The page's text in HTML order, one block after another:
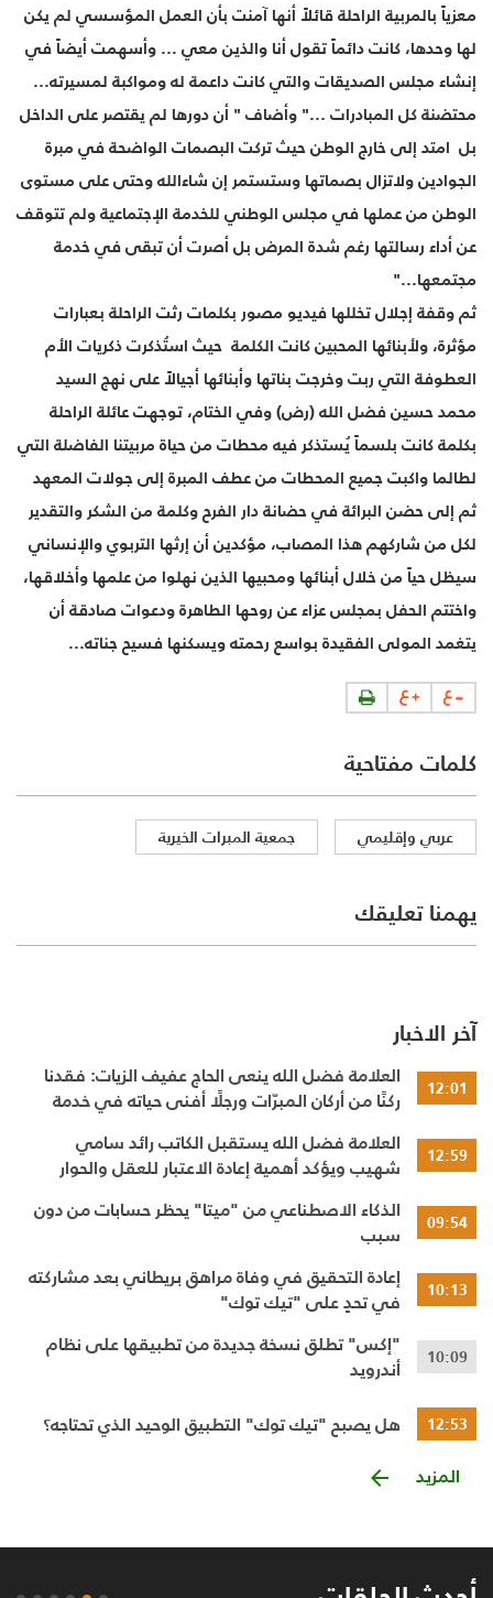
معزياً بالمربية الراحلة قائلاً أنها آمنت بأن العمل المؤسسي لم يكن
لها وحدها، كانت دائماً تقول أنا والذين معي ... وأسهمت أيضاً في
إنشاء مجلس الصديقات والتي كانت داعمة له ومواكبة لمسيرته...
محتضنة كل المبادرات ..." وأضاف " أن دورها لم يقتصر على الداخل
بل امتد إلى خارج الوطن حيث تركت البصمات الواضحة في مبرة
الجوادين ولاتزال بصماتها وستستمر إن شاءالله وحتى على مستوى
الوطن من عملها في مجلس الوطني للخدمة الإجتماعية ولم تتوقف
عن أداء رسالتها رغم شدة المرض بل أصرت أن تبقى في خدمة
مجتمعها..."
ثم وقفة إجلال تخللها فيديو مصور بكلمات رثت الراحلة بعبارات
مؤثرة، ولأبنائها المحبين كانت الكلمة حيث استُذكرت ذكريات الأم
العطوفة التي ربت وخرجت بناتها وأبنائها أجيالاً على نهج السيد
محمد حسين فضل الله (رض) وفي الختام، توجهت عائلة الراحلة
بكلمة كانت بلسماً يُستذكر فيه محطات من حياة مربيتنا الفاضلة التي
لطالما واكبت جميع المحطات من عطف المبرة إلى جولات المعهد
ثم إلى حضن البرائة في حضانة دار الفرح وكلمة من الشكر والتقدير
لكل من شاركهم هذا المصاب، مؤكدين أن إرثها التربوي والإنساني
سيظل حياً من خلال أبنائها ومحبيها الذين نهلوا من علمها وأخلاقها،
واختتم الحفل بمجلس عزاء عن روحها الطاهرة ودعوات صادقة أن
يتغمد المولى الفقيدة بواسع رحمته ويسكنها فسيح جناته...
كلمات مفتاحية
عربي وإقليمي جمعية المبرات الخيرية
يهمنا تعليقك
آخر الاخبار
12:01
العلامة فضل الله ينعى الحاج عفيف الزيات: فقدنا
ركنًا من أركان المبرّات ورجلًا أفنى حياته في خدمة
12:59
العلامة فضل الله يستقبل الكاتب رائد سامي
شهيب ويؤكد أهمية إعادة الاعتبار للعقل والحوار
09:54
الذكاء الاصطناعي من "ميتا" يحظر حسابات من دون
سبب
10:13
إعادة التحقيق في وفاة مراهق بريطاني بعد مشاركته
في تحدٍ على "تيك توك"
10:09
"إكس" تطلق نسخة جديدة من تطبيقها على نظام
أندرويد
12:53
هل يصبح "تيك توك" التطبيق الوحيد الذي تحتاجه؟
المزيد